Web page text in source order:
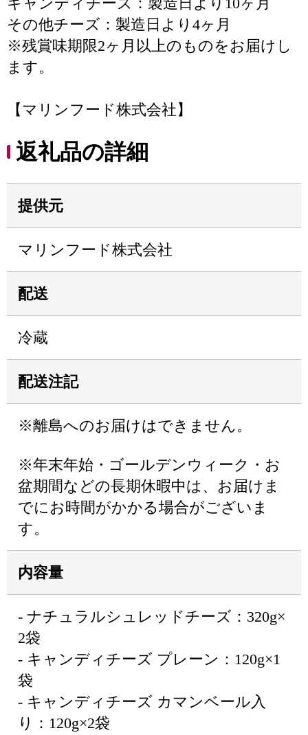
その他チーズ：製造日より4ヶ月
※残賞味期限2ヶ月以上のものをお届けし
ます。
【マリンフード株式会社】
返礼品の詳細
提供元
マリンフード株式会社
配送
冷蔵
配送注記
※離島へのお届けはできません。
※年末年始・ゴールデンウィーク・お
盆期間などの長期休暇中は、お届けま
でにお時間がかかる場合がございま
す。
内容量
- ナチュラルシュレッドチーズ：320g×
2袋
- キャンディチーズ プレーン：120g×1
袋
- キャンディチーズ カマンベール入
り：120g×2袋